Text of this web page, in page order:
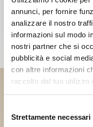
annunci, per fornire
analizzare il nostro
informazioni sul modo
nostri partner che si
pubblicità e social
con altre informazioni
raccolto dal tuo utilizzo
delStrettamente necessari
Scopri le